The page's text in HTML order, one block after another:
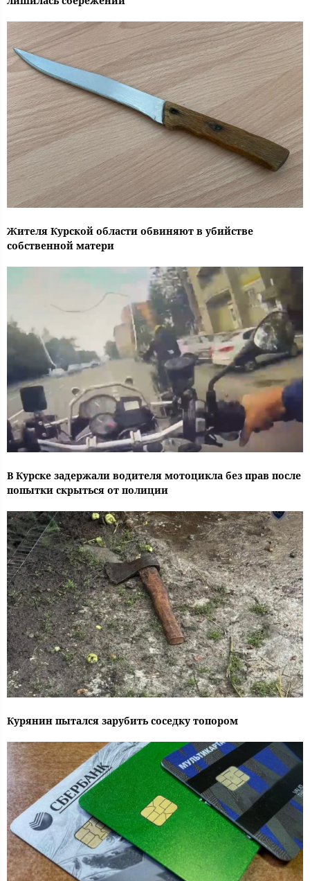
Жителя Курской области обвиняют в убийстве
собственной матери
В Курске задержали водителя мотоцикла без прав после
попытки скрыться от полиции
Курянин пытался зарубить соседку топором